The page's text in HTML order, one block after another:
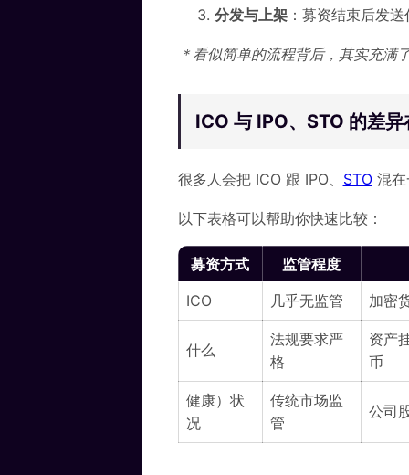
分发与上架：募资结束后发
＊看似简单的流程背后，其实充满
ICO 与 IPO、STO 的差异
很多人会把 ICO 跟 IPO、 STO混在
以下表格可以帮助你快速比较：
募资方式
监管程度
ICO
几乎无监管 加密
什么
法规要求严
格
资产
币
健康）状
况
传统市场监
管
公司